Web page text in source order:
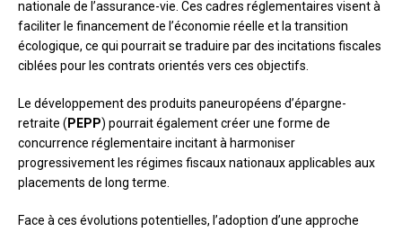
nationale de l’assurance-vie. Ces cadres réglementaires visent à
faciliter le financement de l’économie réelle et la transition
écologique, ce qui pourrait se traduire par des incitations fiscales
ciblées pour les contrats orientés vers ces objectifs.
Le développement des produits paneuropéens d’épargne-
retraite ( PEPP) pourrait également créer une forme de
concurrence réglementaire incitant à harmoniser
progressivement les régimes fiscaux nationaux applicables aux
placements de long terme.
Face à ces évolutions potentielles, l’adoption d’une approche